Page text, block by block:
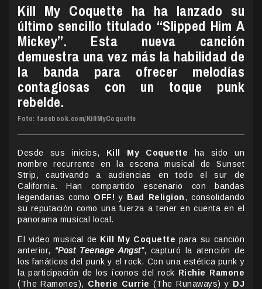
Kill My Coquette ha ha lanzado su
último sencillo titulado “Slipped Him A
Mickey”. Esta nueva canción
demuestra una vez más la habilidad de
la banda para ofrecer melodías
contagiosas con un toque punk
rebelde.
Foto: facebook.com/KillMyCoquette
Desde sus inicios, Kill My Coquette ha sido un
nombre recurrente en la escena musical de Sunset
Strip, cautivando a audiencias en todo el sur de
California. Han compartido escenario con bandas
legendarias como OFF!y Bad Religion, consolidando
su reputación como una fuerza a tener en cuenta en el
panorama musical local.
El video musical de Kill My Coquette para su canción
anterior, “Post Teenage Angst”, capturó la atención de
los fanáticos del punk y el rock. Con una estética punk y
la participación de los íconos del rock Richie Ramone
(The Ramones), Cherie Currie (The Runaways) y DJ